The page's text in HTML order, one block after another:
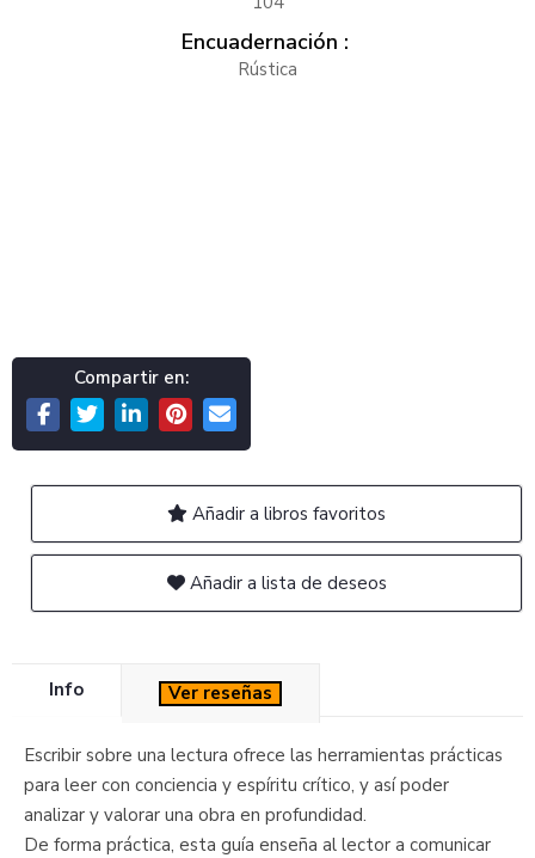
Encuadernación :
Rústica
Compartir en:
Añadir a libros favoritos
Añadir a lista de deseos
Info Ver reseñas
Escribir sobre una lectura ofrece las herramientas prácticas
para leer con conciencia y espíritu crítico, y así poder
analizar y valorar una obra en profundidad.
De forma práctica, esta guía enseña al lector a comunicar